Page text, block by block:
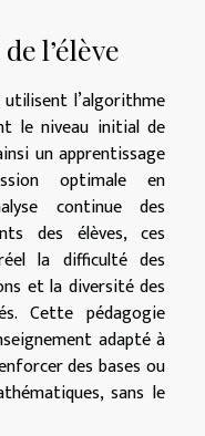
l’élève
l’algorithme
le niveau initial de
un apprentissage
optimale en
continue des
des élèves, ces
la difficulté des
et la diversité des
Cette pédagogie
adapté à
des bases ou
sans le